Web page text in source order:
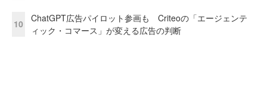
10
ChatGPT広告パイロット参画も Criteoの「エージェンテ
ィック・コマース」が変える広告の判断